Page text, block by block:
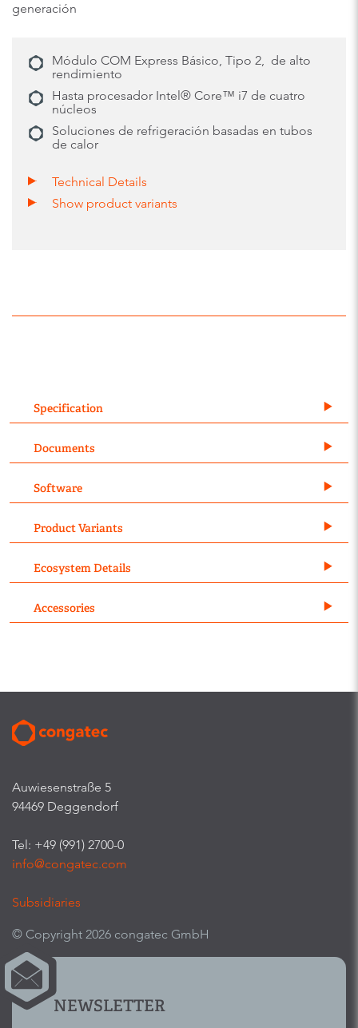
generación
Módulo COM Express Básico, Tipo 2, de alto
rendimiento
Hasta procesador Intel® Core™ i7 de cuatro
núcleos
Soluciones de refrigeración basadas en tubos
de calor
Technical Details
Show product variants
Specification
Documents
Software
Product Variants
Ecosystem Details
Accessories
Auwiesenstraße 5
94469 Deggendorf
Tel: +49 (991) 2700-0
info@congatec.com
Subsidiaries
© Copyright 2026 congatec GmbH
NEWSLETTER